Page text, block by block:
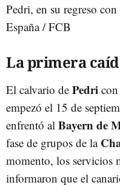
Pedri, en su regreso
España / FCB
La primera
El calvario de Pedri
empezó el 15 de
enfrentó al Bayern de
fase de grupos de la
momento, los servicios
informaron que el